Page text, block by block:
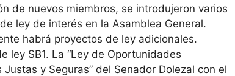
de nuevos miembros, se introdujeron varios
ley de interés en la Asamblea General.
habrá proyectos de ley adicionales.
ley SB1. La “Ley de Oportunidades
Justas y Seguras” del Senador Dolezal con el